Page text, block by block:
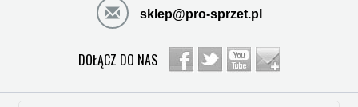
sklep@pro-sprzet.pl
DOŁĄCZ DO NAS